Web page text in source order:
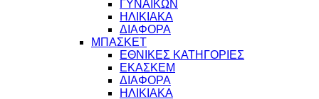
ΓΥΝΑΙΚΩΝ
ΗΛΙΚΙΑΚΑ
ΔΙΑΦΟΡΑ
ΜΠΑΣΚΕΤ
ΕΘΝΙΚΕΣ ΚΑΤΗΓΟΡΙΕΣ
ΕΚΑΣΚΕΜ
ΔΙΑΦΟΡΑ
ΗΛΙΚΙΑΚΑ